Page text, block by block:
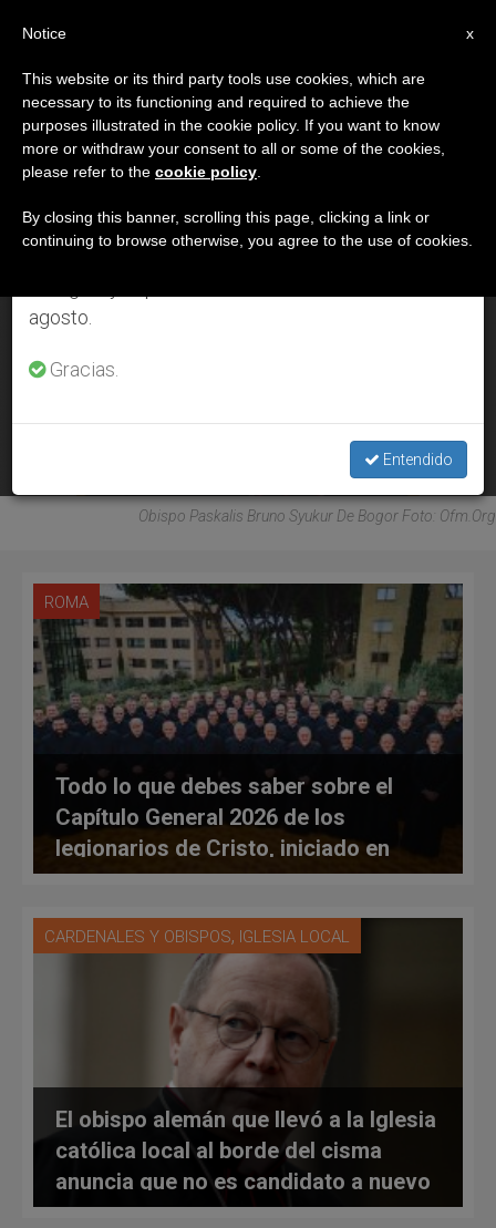
DÍA
Enero 20th, 2026
ÚLTIMAS NOTICIAS
Papa León XIV acepta renuncia de obispo al que Papa
Francisco nombró cardenal, pero “no quiso” recibir el
JAN 20, 2026 01:32
Obispo Paskalis Bruno Syukur De Bogor Foto: Ofm.org
ROMA
Todo lo que debes saber sobre el
Capítulo General 2026 de los
legionarios de Cristo, iniciado en
Roma
CARDENALES Y OBISPOS, IGLESIA LOCAL
El obispo alemán que llevó a la Iglesia
católica local al borde del cisma
anuncia que no es candidato a nuevo
mandato
×
Aviso importante
Del 27 de julio al 7 de agosto haremos la pausa
anual, aprovechando que en el periodo de verano
se generan menos informaciones y también el
agosto.
Gracias.
Entendido
x
Notice
This website or its third party tools use cookies, which are
necessary to its functioning and required to achieve the
purposes illustrated in the cookie policy. If you want to know
more or withdraw your consent to all or some of the cookies,
please refer to the cookie policy
By closing this banner, scrolling this page, clicking a link or
continuing to browse otherwise, you agree to the use of cookies.